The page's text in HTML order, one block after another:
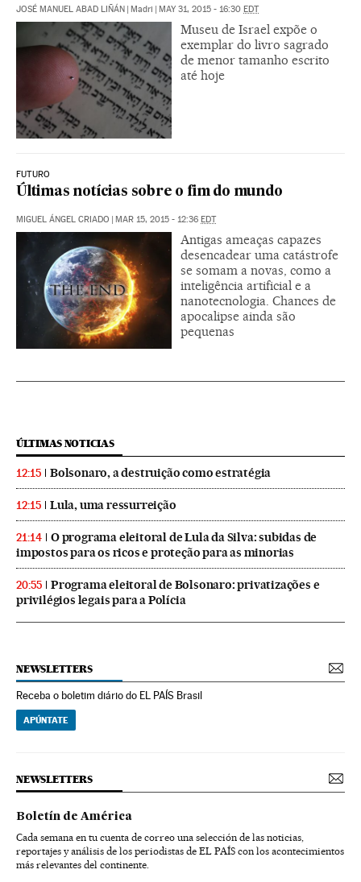
JOSÉ MANUEL ABAD LIÑÁN | Madri | MAY 31, 2015 - 16:30 EDT
Museu de Israel expõe o
exemplar do livro sagrado
de menor tamanho escrito
até hoje
FUTURO
Últimas notícias sobre o fim do mundo
MIGUEL ÁNGEL CRIADO | MAR 15, 2015 - 12:36 EDT
Antigas ameaças capazes
desencadear uma catástrofe
se somam a novas, como a
inteligência artificial e a
nanotecnologia. Chances de
apocalipse ainda são
pequenas
ÚLTIMAS NOTICIAS
12:15 Bolsonaro, a destruição como estratégia
12:15 Lula, uma ressurreição
21:14
O programa eleitoral de Lula da Silva: subidas de
impostos para os ricos e proteção para as minorias
20:55
Programa eleitoral de Bolsonaro: privatizações e
privilégios legais para a Polícia
NEWSLETTERS
Receba o boletim diário do EL PAÍS Brasil
APÚNTATE
NEWSLETTERS
Boletín de América
Cada semana en tu cuenta de correo una selección de las noticias,
reportajes y análisis de los periodistas de EL PAÍS con los acontecimientos
más relevantes del continente.